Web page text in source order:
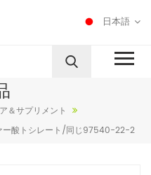
日本語
＆サプリメント
ー酸トシレート/同じ97540-22-2